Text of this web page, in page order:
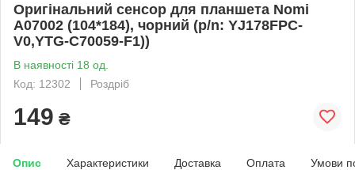
Оригінальний сенсор для планшета Nomi
A07002 (104*184), чорний (p/n: YJ178FPC-
V0,YTG-C70059-F1))
В наявності 18 од.
Код: 12302
Роздріб
149 ₴
Опис Характеристики Доставка Оплата Умови